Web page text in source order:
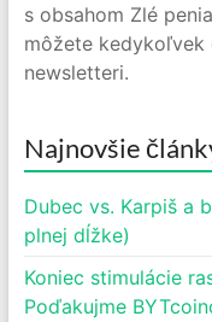
s obsahom Zlé
môžete kedykoľvek
newsletteri.
Najnovšie
Dubec vs. Karpiš a
plnej dĺžke)
Koniec stimulácie
Poďakujme